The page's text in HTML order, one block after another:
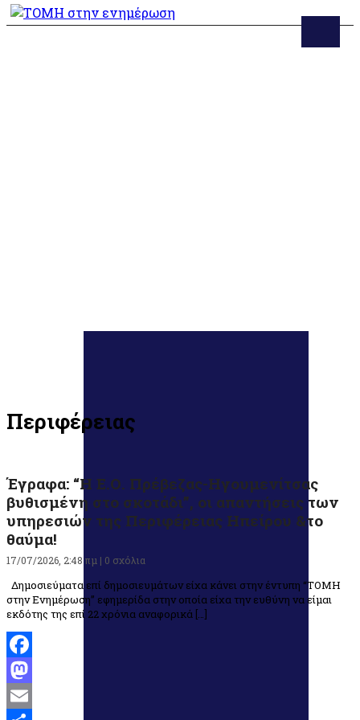
Περιφέρειας
Έγραφα: “Η Ε.Ο. Πρέβεζας-Ηγουμενίτσας
βυθισμένη στο σκοτάδι”, οι απαντήσεις των
υπηρεσιών της Περιφέρειας Ηπείρου &το
θαύμα!
17/07/2026, 2:48 πμ | 0 σχόλια
Δημοσιεύματα επί δημοσιευμάτων είχα κάνει στην έντυπη “ΤΟΜΗ
στην Ενημέρωση” εφημερίδα στην οποία είχα την ευθύνη να είμαι
εκδότης της επί 22 χρόνια αναφορικά […]
Facebook
Mastodon